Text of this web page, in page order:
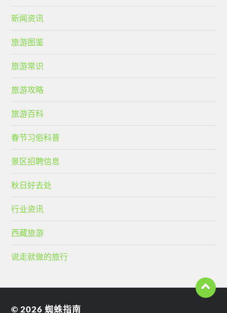
新闻资讯
旅游图鉴
旅游常识
旅游攻略
旅游百科
春节习俗科普
景区招聘信息
秋日好去处
行业资讯
西藏旅游
说走就做的旅行
© 2026蜘蛛指南